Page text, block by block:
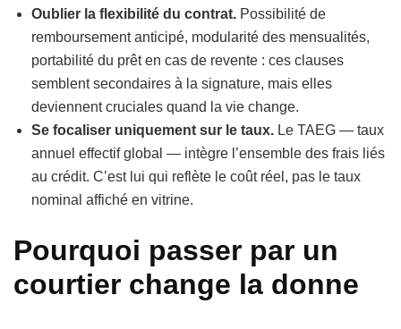
Oublier la flexibilité du contrat. Possibilité de
remboursement anticipé, modularité des mensualités,
portabilité du prêt en cas de revente : ces clauses
semblent secondaires à la signature, mais elles
deviennent cruciales quand la vie change.
Se focaliser uniquement sur le taux. Le TAEG — taux
annuel effectif global — intègre l’ensemble des frais liés
au crédit. C’est lui qui reflète le coût réel, pas le taux
nominal affiché en vitrine.
Pourquoi passer par un
courtier change la donne